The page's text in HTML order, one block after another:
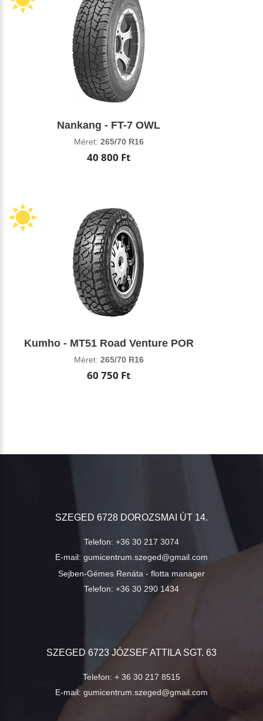
Nankang - FT-7 OWL
Méret: 265/70 R16
40 800 Ft
Kumho - MT51 Road Venture POR
Méret: 265/70 R16
60 750 Ft
SZEGED 6728 DOROZSMAI ÚT 14.
Telefon: +36 30 217 3074
E-mail: gumicentrum.szeged@gmail.com
Sejben-Gémes Renáta - flotta manager
Telefon: +36 30 290 1434
SZEGED 6723 JÓZSEF ATTILA SGT. 63
Telefon: + 36 30 217 8515
E-mail: gumicentrum.szeged@gmail.com